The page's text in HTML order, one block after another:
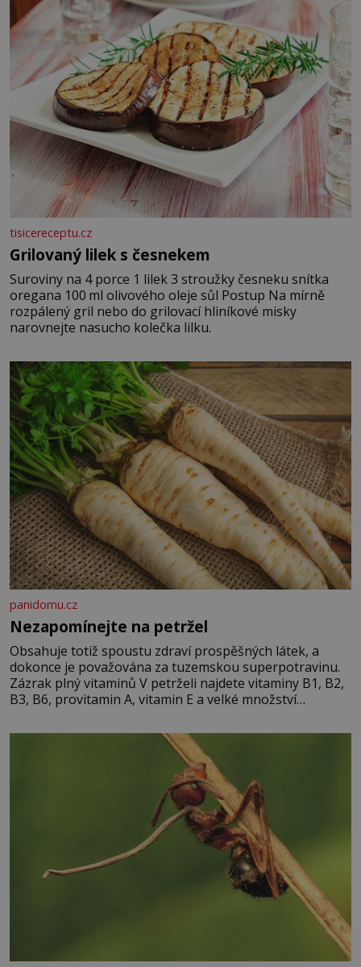
tisicereceptu.cz
Grilovaný lilek s česnekem
Suroviny na 4 porce 1 lilek 3 stroužky česneku snítka
oregana 100 ml olivového oleje sůl Postup Na mírně
rozpálený gril nebo do grilovací hliníkové misky
narovnejte nasucho kolečka lilku.
panidomu.cz
Nezapomínejte na petržel
Obsahuje totiž spoustu zdraví prospěšných látek, a
dokonce je považována za tuzemskou superpotravinu.
Zázrak plný vitaminů V petrželi najdete vitaminy B1, B2,
B3, B6, provitamin A, vitamin E a velké množství
pomeranč, v kořeni je také, ale je ho desetkrát méně), a